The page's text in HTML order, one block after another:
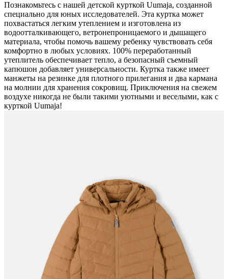
Познакомьтесь с нашей детской курткой Uumaja, созданной
специально для юных исследователей. Эта куртка может
похвастаться легким утеплением и изготовлена ​​из
водоотталкивающего, ветронепроницаемого и дышащего
материала, чтобы помочь вашему ребенку чувствовать себя
комфортно в любых условиях. 100% переработанный
утеплитель обеспечивает тепло, а безопасный съемный
капюшон добавляет универсальности. Куртка также имеет
манжеты на резинке для плотного прилегания и два кармана
на молнии для хранения сокровищ. Приключения на свежем
воздухе никогда не были такими уютными и веселыми, как с
курткой Uumaja!